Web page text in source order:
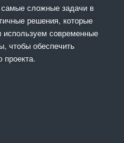
сложные задачи в
решения, которые
современные
чтобы обеспечить
проекта.